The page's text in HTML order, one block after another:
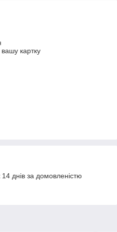
картку
днів за домовленістю